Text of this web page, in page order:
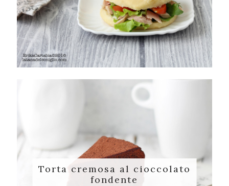
Torta cremosa al cioccolato
fondente